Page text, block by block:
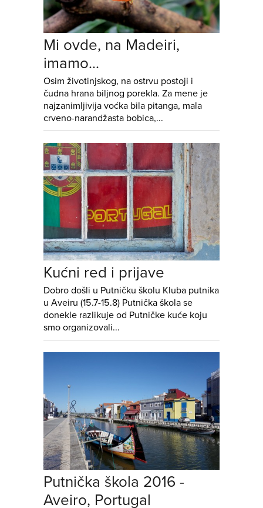
Mi ovde, na Madeiri,
imamo...
Osim životinjskog, na ostrvu postoji i
čudna hrana biljnog porekla. Za mene je
najzanimljivija voćka bila pitanga, mala
crveno-narandžasta bobica,...
Kućni red i prijave
Dobro došli u Putničku školu Kluba putnika
u Aveiru (15.7-15.8) Putnička škola se
donekle razlikuje od Putničke kuće koju
smo organizovali...
Putnička škola 2016 -
Aveiro, Portugal